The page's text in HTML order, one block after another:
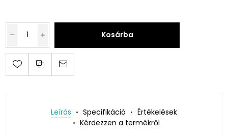
Kosárba
Leírás Specifikáció
Értékelések
Kérdezzen a termékről